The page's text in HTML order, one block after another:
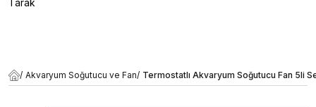
Tarak
/ Akvaryum Soğutucu ve Fan/ Termostatlı Akvaryum Soğutucu Fan 5li